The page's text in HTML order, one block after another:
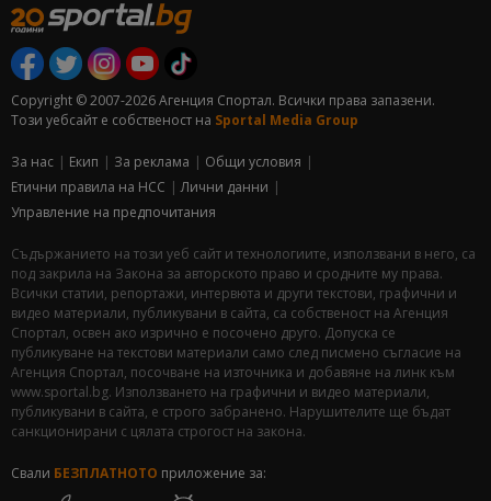
Copyright © 2007-2026 Агенция Спортал. Всички права запазени.
Този уебсайт е собственост на Sportal Media Group
За нас Екип За рекламa
Общи условия
Етични правила на НСС
Лични данни
Управление на предпочитания
Съдържанието на този уеб сайт и технологиите, използвани в него, са
под закрила на Закона за авторското право и сродните му права.
Всички статии, репортажи, интервюта и други текстови, графични и
видео материали, публикувани в сайта, са собственост на Агенция
Спортал, освен ако изрично е посочено друго. Допуска се
публикуване на текстови материали само след писмено съгласие на
Агенция Спортал, посочване на източника и добавяне на линк към
www.sportal.bg. Използването на графични и видео материали,
публикувани в сайта, е строго забранено. Нарушителите ще бъдат
санкционирани с цялата строгост на закона.
Свали БЕЗПЛАТНОТО приложение за: